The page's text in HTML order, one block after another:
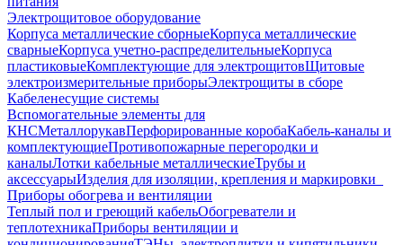
Электрощитовое оборудование
Корпуса металлические сборныеКорпуса металлические
сварныеКорпуса учетно-распределительныеКорпуса
пластиковыеКомплектующие для электрощитовЩитовые
электроизмерительные приборыЭлектрощиты в сборе
Кабеленесущие системы
Вспомогательные элементы для
КНСМеталлорукавПерфорированные коробаКабель-каналы и
комплектующиеПротивопожарные перегородки и
каналыЛотки кабельные металлическиеТрубы и
аксессуарыИзделия для изоляции, крепления и маркировки
Приборы обогрева и вентиляции
Теплый пол и греющий кабельОбогреватели и
теплотехникаПриборы вентиляции и